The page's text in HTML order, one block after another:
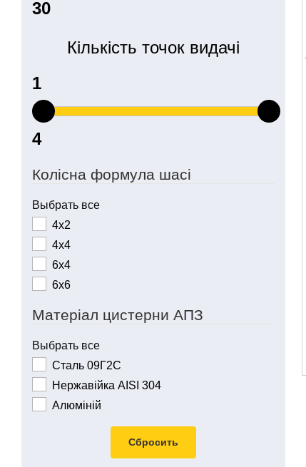
Кількість точок видачі
Колісна формула шасі
Выбрать все
4х2
4х4
6х4
6х6
Матеріал цистерни АПЗ
Выбрать все
Сталь 09Г2С
Нержавійка AISI 304
Алюміній
Сбросить